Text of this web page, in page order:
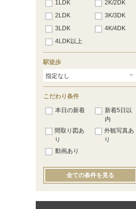
尾上の松
高砂 （2）
山陽曽根（1）
大塩（1）
的形
八家（3）
白浜の宮
妻鹿（5）
飾磨（16）
手柄 （27）
1LDK
2K/2DK
2LDK
3K/3DK
3LDK
4K/4DK
4LDK以上
駅徒歩
こだわり条件
本日の新着
新着5日以
内
間取り図あ
り
外観写真あ
り
動画あり
全ての条件を見る